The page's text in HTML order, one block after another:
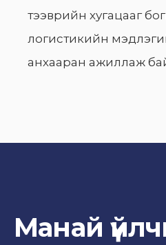
тээврийн хугацааг
логистикийн
анхааран ажиллаж
Манай